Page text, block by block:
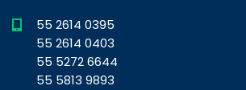
55 2614 0395
55 2614 0403
55 5272 6644
55 5813 9893